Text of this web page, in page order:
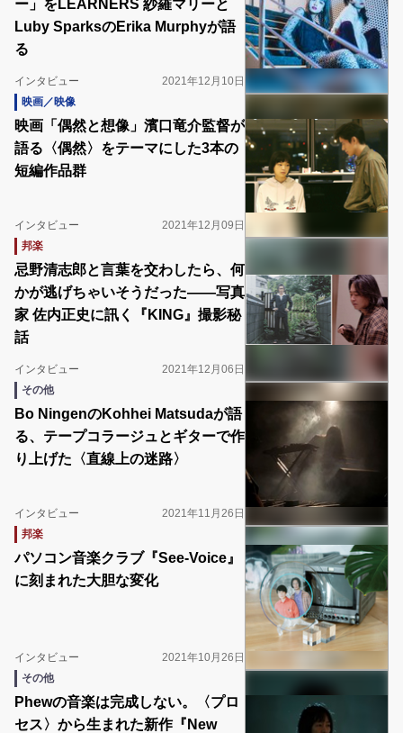
ー」をLEARNERS 紗羅マリーと
Luby SparksのErika Murphyが語
る
インタビュー
2021年12月10日
映画／映像
映画「偶然と想像」濱口竜介監督が
語る〈偶然〉をテーマにした3本の
短編作品群
インタビュー
2021年12月09日
邦楽
忌野清志郎と言葉を交わしたら、何
かが逃げちゃいそうだった――写真
家 佐内正史に訊く『KING』撮影秘
話
インタビュー
2021年12月06日
その他
Bo NingenのKohhei Matsudaが語
る、テープコラージュとギターで作
り上げた〈直線上の迷路〉
インタビュー
2021年11月26日
邦楽
パソコン音楽クラブ『See-Voice』
に刻まれた大胆な変化
インタビュー
2021年10月26日
その他
Phewの音楽は完成しない。〈プロ
セス〉から生まれた新作『New